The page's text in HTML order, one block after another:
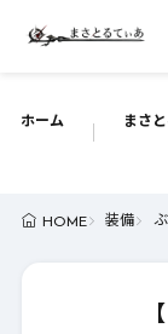
ホーム まさ
HOME 装備